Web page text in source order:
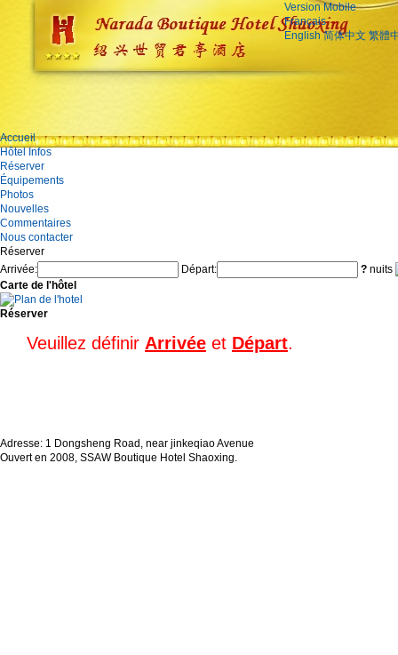
Version Mobile
Français
English 简体中文 繁體
Accueil
Hôtel Infos
Réserver
Équipements
Photos
Nouvelles
Commentaires
Nous contacter
Réserver
Arrivée:
Départ: ? nuits
Carte de l'hôtel
Réserver
Veuillez définir Arrivée et Départ.
Adresse: 1 Dongsheng Road, near jinkeqiao Avenue
Ouvert en 2008, SSAW Boutique Hotel Shaoxing.